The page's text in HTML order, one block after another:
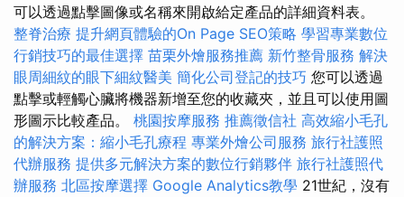
可以透過點擊圖像或名稱來開啟給定產品的詳細資料表。
整脊治療 提升網頁體驗的On Page SEO策略 學習專業數位
行銷技巧的最佳選擇 苗栗外燴服務推薦 新竹整骨服務 解決
眼周細紋的眼下細紋醫美 簡化公司登記的技巧 您可以透過
點擊或輕觸心臟將機器新增至您的收藏夾，並且可以使用圖
形圖示比較產品。 桃園按摩服務 推薦徵信社 高效縮小毛孔
的解決方案：縮小毛孔療程 專業外燴公司服務 旅行社護照
代辦服務 提供多元解決方案的數位行銷夥伴 旅行社護照代
辦服務 北區按摩選擇 Google Analytics教學 21世紀，沒有